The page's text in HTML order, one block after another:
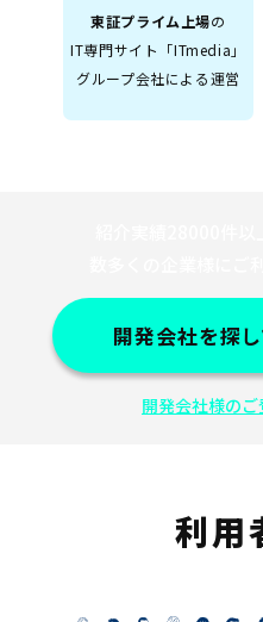
東証プライム上場の
IT専門サイト「ITmedia」
グループ会社による運営
開発会社を探
開発会社様の
利用